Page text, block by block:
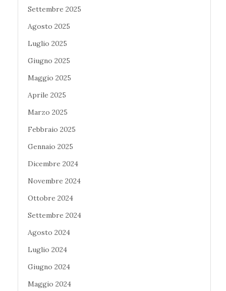
Settembre 2025
Agosto 2025
Luglio 2025
Giugno 2025
Maggio 2025
Aprile 2025
Marzo 2025
Febbraio 2025
Gennaio 2025
Dicembre 2024
Novembre 2024
Ottobre 2024
Settembre 2024
Agosto 2024
Luglio 2024
Giugno 2024
Maggio 2024